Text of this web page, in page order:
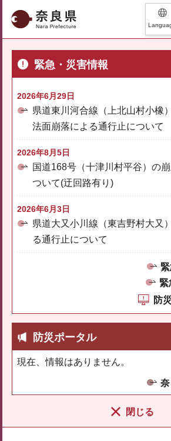
奈良県
緊急・災害情報
2026年6月29日
県道東川河合線（上北山村小橡
法面崩落による通行止について
2026年8月5日
国道168号（十津川村平谷）の
ついて(迂回路有り)
2026年6月3日
県道大又小川線（東吉野村大又
る通行止について
緊
防
防災ポータル
現在、情報はありません。
閉じる